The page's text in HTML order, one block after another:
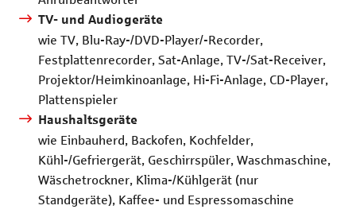
TV- und Audiogeräte
wie TV, Blu-Ray-/DVD-Player/-Recorder,
Festplattenrecorder, Sat-Anlage, TV-/Sat-Receiver,
Projektor/Heimkinoanlage, Hi-Fi-Anlage, CD-Player,
Plattenspieler
Haushaltsgeräte
wie Einbauherd, Backofen, Kochfelder,
Kühl-/Gefriergerät, Geschirrspüler, Waschmaschine,
Wäschetrockner, Klima-/Kühlgerät (nur
Standgeräte), Kaffee- und Espressomaschine